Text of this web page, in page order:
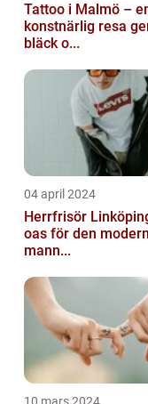
Tattoo i Malmö –
konstnärlig resa
bläck o...
04 april 2024
Herrfrisör
oas för den
mann...